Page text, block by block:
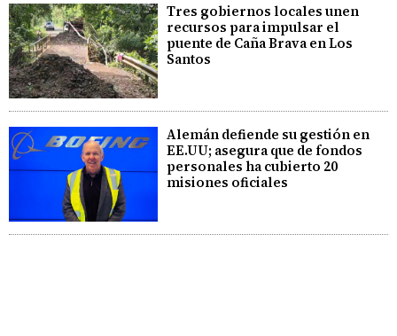
Tres gobiernos locales unen
recursos para impulsar el
puente de Caña Brava en Los
Santos
Alemán defiende su gestión en
EE.UU; asegura que de fondos
personales ha cubierto 20
misiones oficiales